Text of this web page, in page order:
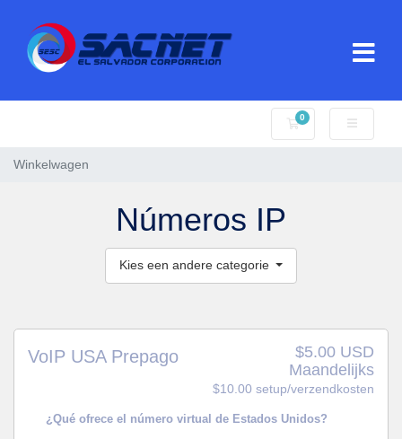
0
Winkelwagen
Winkelwagen
Números IP
Kies een andere categorie
$5.00 USD
Maandelijks
$10.00 setup/verzendkosten
VoIP USA Prepago
¿Qué ofrece el número virtual de Estados Unidos?